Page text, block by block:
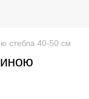
стебла 40-50 см